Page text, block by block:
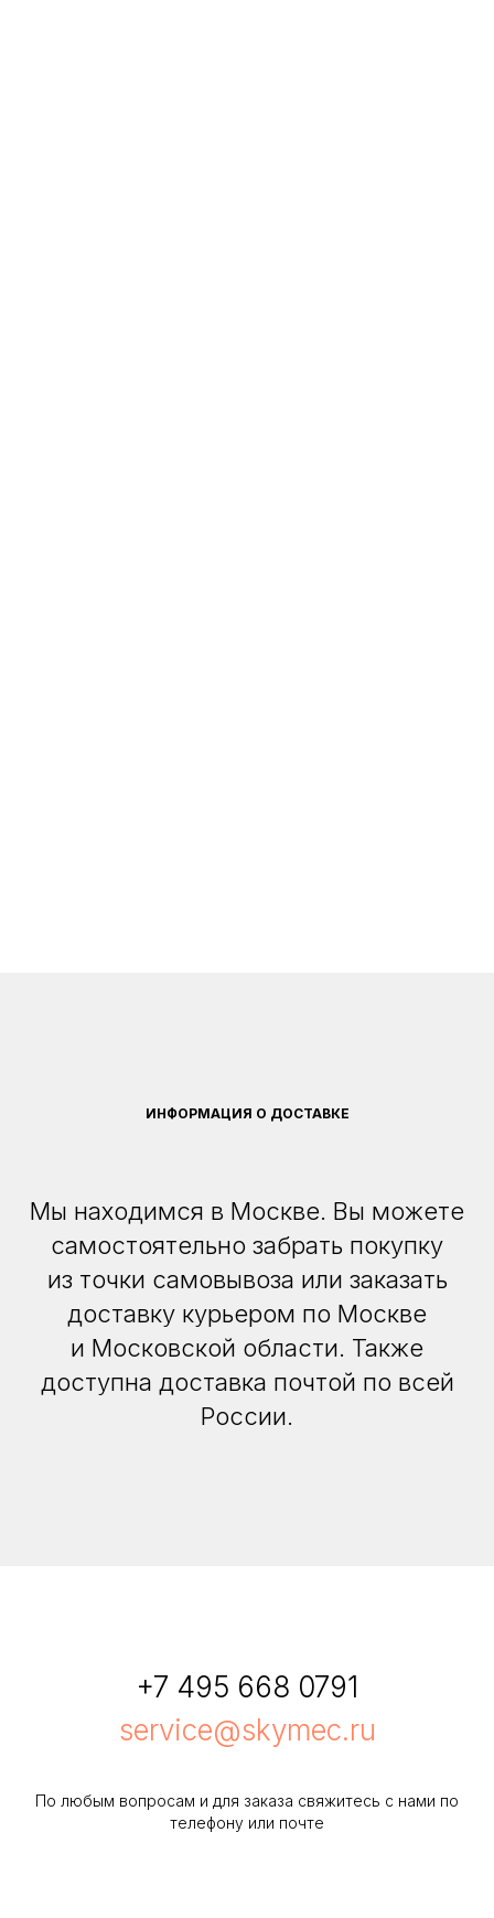
ИНФОРМАЦИЯ О ДОСТАВКЕ
Мы находимся в Москве. Вы можете
самостоятельно забрать покупку
из точки самовывоза или заказать
доставку курьером по Москве
и Московской области. Также
доступна доставка почтой по всей
России.
+7 495 668 0791
service@skymec.ru
По любым вопросам и для заказа свяжитесь с нами по
телефону или почте